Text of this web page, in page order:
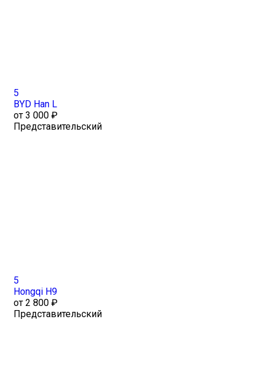
5
BYD Han L
от 3 000 ₽
Представительский
5
Hongqi H9
от 2 800 ₽
Представительский